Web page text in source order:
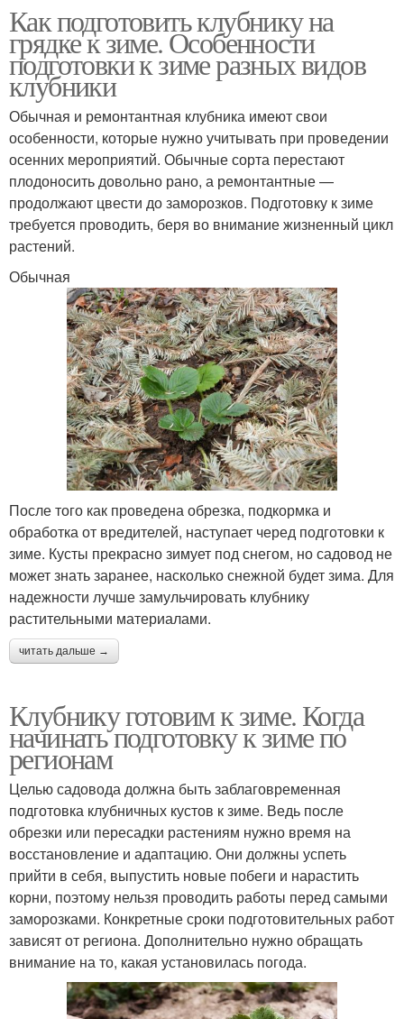
Как подготовить клубнику на
грядке к зиме. Особенности
подготовки к зиме разных видов
клубники
Обычная и ремонтантная клубника имеют свои
особенности, которые нужно учитывать при проведении
осенних мероприятий. Обычные сорта перестают
плодоносить довольно рано, а ремонтантные —
продолжают цвести до заморозков. Подготовку к зиме
требуется проводить, беря во внимание жизненный цикл
растений.
Обычная
После того как проведена обрезка, подкормка и
обработка от вредителей, наступает черед подготовки к
зиме. Кусты прекрасно зимует под снегом, но садовод не
может знать заранее, насколько снежной будет зима. Для
надежности лучше замульчировать клубнику
растительными материалами.
читать дальше →
Клубнику готовим к зиме. Когда
начинать подготовку к зиме по
регионам
Целью садовода должна быть заблаговременная
подготовка клубничных кустов к зиме. Ведь после
обрезки или пересадки растениям нужно время на
восстановление и адаптацию. Они должны успеть
прийти в себя, выпустить новые побеги и нарастить
корни, поэтому нельзя проводить работы перед самыми
заморозками. Конкретные сроки подготовительных работ
зависят от региона. Дополнительно нужно обращать
внимание на то, какая установилась погода.